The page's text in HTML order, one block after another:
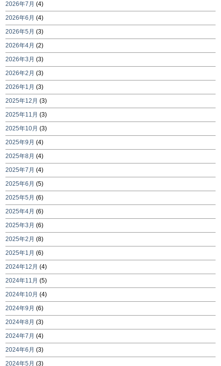
2026年7月 (4)
2026年6月 (4)
2026年5月 (3)
2026年4月 (2)
2026年3月 (3)
2026年2月 (3)
2026年1月 (3)
2025年12月 (3)
2025年11月 (3)
2025年10月 (3)
2025年9月 (4)
2025年8月 (4)
2025年7月 (4)
2025年6月 (5)
2025年5月 (6)
2025年4月 (6)
2025年3月 (6)
2025年2月 (8)
2025年1月 (6)
2024年12月 (4)
2024年11月 (5)
2024年10月 (4)
2024年9月 (6)
2024年8月 (3)
2024年7月 (4)
2024年6月 (3)
2024年5月 (3)